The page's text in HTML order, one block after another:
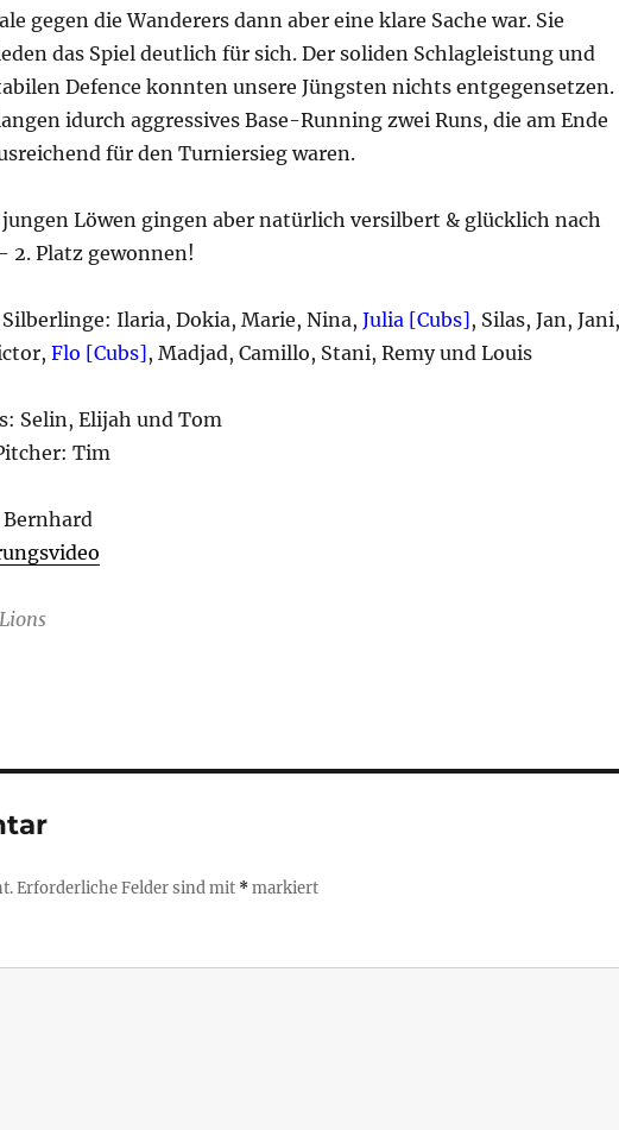
gegen die Wanderers dann aber eine klare Sache war. Sie
das Spiel deutlich für sich. Der soliden Schlagleistung und
Defence konnten unsere Jüngsten nichts entgegensetzen.
idurch aggressives Base-Running zwei Runs, die am Ende
für den Turniersieg waren.
jungen Löwen gingen aber natürlich versilbert & glücklich nach
2. Platz gewonnen!
Silberlinge: Ilaria, Dokia, Marie, Nina, Julia [Cubs], Silas, Jan, Jani,
Flo [Cubs], Madjad, Camillo, Stani, Remy und Louis
Selin, Elijah und Tom
Tim
Bernhard
Erforderliche Felder sind mit *markiert